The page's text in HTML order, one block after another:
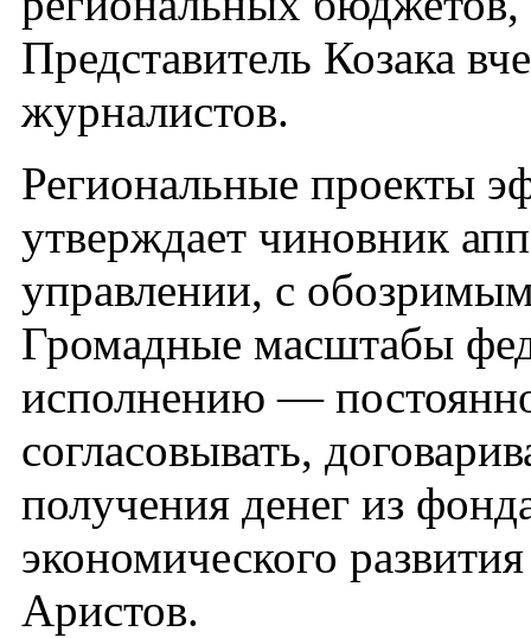
Представитель Козака
журналистов.
Региональные проекты
утверждает чиновник
управлении, с
Громадные масштабы
исполнению —
согласовывать,
получения денег из
экономического
Аристов.